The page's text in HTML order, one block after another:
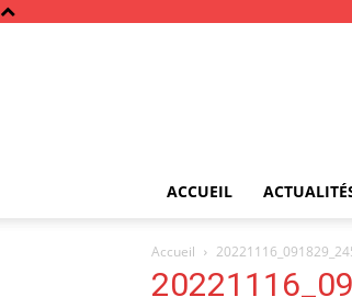
ACCUEIL
Accueil